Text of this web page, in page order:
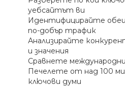
уебсайтът ви
Идентифицирайте
по-добър трафик
Анализирайте
и значения
Сравнете
Печелете от над 100
ключови думи